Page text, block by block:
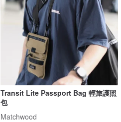
Transit Lite Passport Bag 輕旅護照
包
Matchwood